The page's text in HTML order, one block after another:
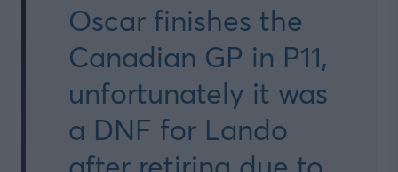
Oscar finishes the
Canadian GP in P11,
unfortunately it was
a DNF for Lando